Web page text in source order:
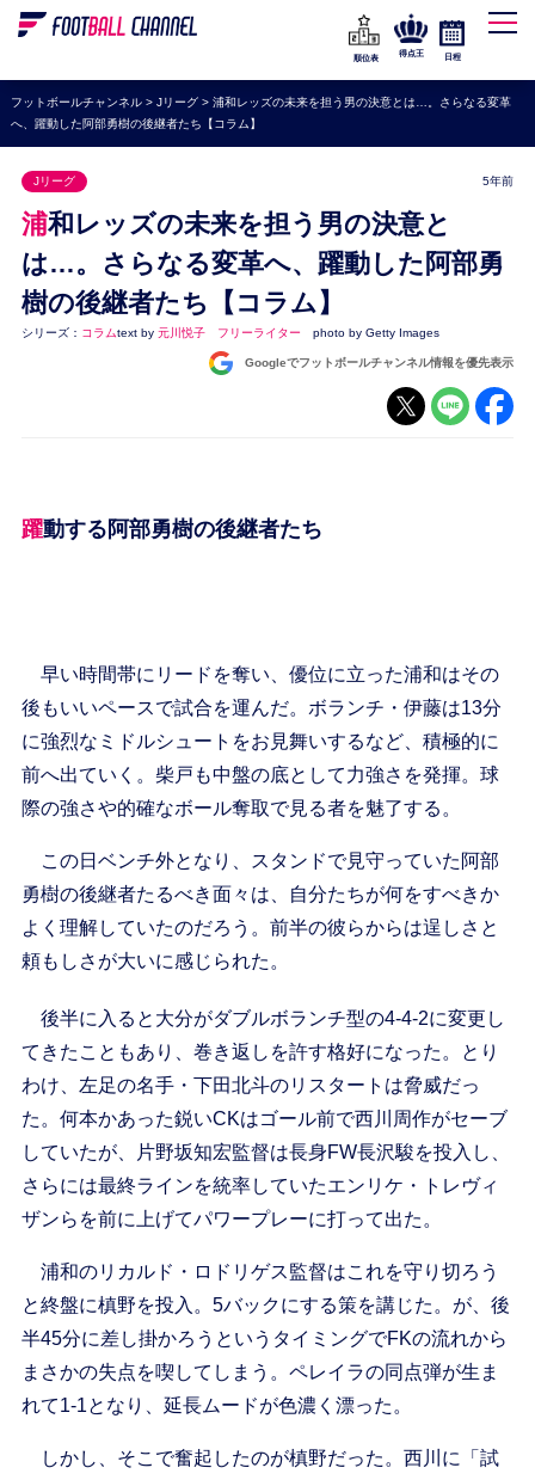
WEリーグ
海外サッカー
プレミアリーグ
セリエA
ブンデスリーガ
UEFA
ナショナルチーム
順位表
得点王 日程
フットボールチャンネル> Jリーグ> 浦和レッズの未来を担う男の決意とは…。さらなる変革
へ、躍動した阿部勇樹の後継者たち【コラム】
Jリーグ 5年前
浦和レッズの未来を担う男の決意と
は…。さらなる変革へ、躍動した阿部勇
樹の後継者たち【コラム】
シリーズ： コラムtext by 元川悦子 フリーライター photo by Getty Images
Googleでフットボールチャンネル情報を優先表示
躍動する阿部勇樹の後継者たち
早い時間帯にリードを奪い、優位に立った浦和はその
後もいいペースで試合を運んだ。ボランチ・伊藤は13分
に強烈なミドルシュートをお見舞いするなど、積極的に
前へ出ていく。柴戸も中盤の底として力強さを発揮。球
際の強さや的確なボール奪取で見る者を魅了する。
この日ベンチ外となり、スタンドで見守っていた阿部
勇樹の後継者たるべき面々は、自分たちが何をすべきか
よく理解していたのだろう。前半の彼らからは逞しさと
頼もしさが大いに感じられた。
後半に入ると大分がダブルボランチ型の4-4-2に変更し
てきたこともあり、巻き返しを許す格好になった。とり
わけ、左足の名手・下田北斗のリスタートは脅威だっ
た。何本かあった鋭いCKはゴール前で西川周作がセーブ
していたが、片野坂知宏監督は長身FW長沢駿を投入し、
さらには最終ラインを統率していたエンリケ・トレヴィ
ザンらを前に上げてパワープレーに打って出た。
浦和のリカルド・ロドリゲス監督はこれを守り切ろう
と終盤に槙野を投入。5バックにする策を講じた。が、後
半45分に差し掛かろうというタイミングでFKの流れから
まさかの失点を喫してしまう。ペレイラの同点弾が生ま
れて1-1となり、延長ムードが色濃く漂った。
しかし、そこで奮起したのが槙野だった。西川に「試